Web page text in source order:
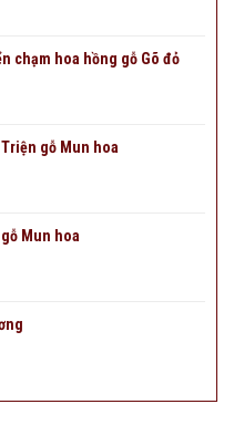
chạm hoa hồng gỗ Gõ đỏ
gỗ Mun hoa
Mun hoa